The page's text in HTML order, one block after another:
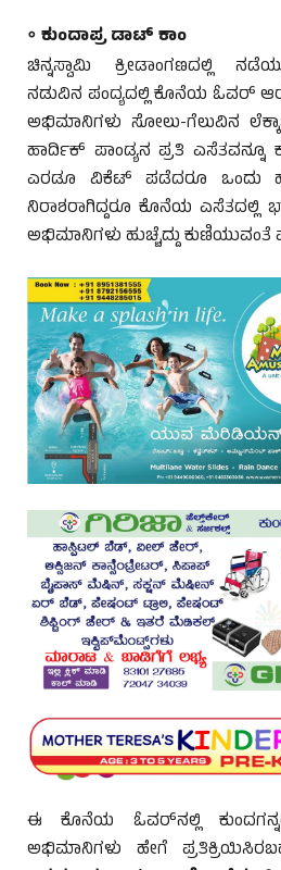
◦ಕುಂದಾಪ್ರ ಡಾಟ್ ಕಾಂ
ಚಿನ್ನಸ್ವಾಮಿ ಕ್ರೀಡಾಂಗಣದಲ್ಲಿ
ನಡುವಿನ ಪಂದ್ಯದಲ್ಲಿ ಕೊನೆಯ ಓವರ್
ಅಭಿಮಾನಿಗಳು ಸೋಲು-ಗೆಲುವಿನ
ಹಾರ್ದಿಕ್ ಪಾಂಡ್ಯನ ಪ್ರತಿ ಎಸೆತವನ್ನೂ
ಎರಡೂ ವಿಕೆಟ್ ಪಡೆದರೂ ಒಂದು
ನಿರಾಶರಾಗಿದ್ದರೂ ಕೊನೆಯ ಎಸೆತದಲ್ಲಿ
ಅಭಿಮಾನಿಗಳು ಹುಚ್ಚೆದ್ದು ಕುಣಿಯುವಂತೆ
ಈ ಕೊನೆಯ ಓವರ್‌ನಲ್ಲಿ
ಅಭಿಮಾನಿಗಳು ಹೇಗೆ